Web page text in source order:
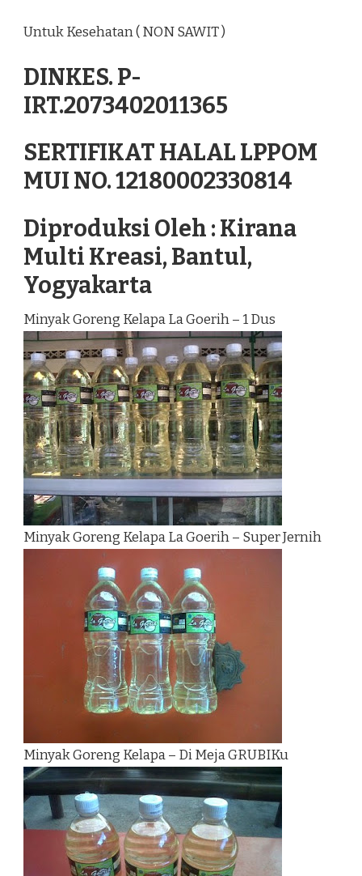
Untuk Kesehatan ( NON SAWIT )
DINKES. P-
IRT.2073402011365
SERTIFIKAT HALAL LPPOM
MUI NO. 12180002330814
Diproduksi Oleh : Kirana
Multi Kreasi, Bantul,
Yogyakarta
Minyak Goreng Kelapa La Goerih – 1 Dus
Minyak Goreng Kelapa La Goerih – Super Jernih
Minyak Goreng Kelapa – Di Meja GRUBIKu